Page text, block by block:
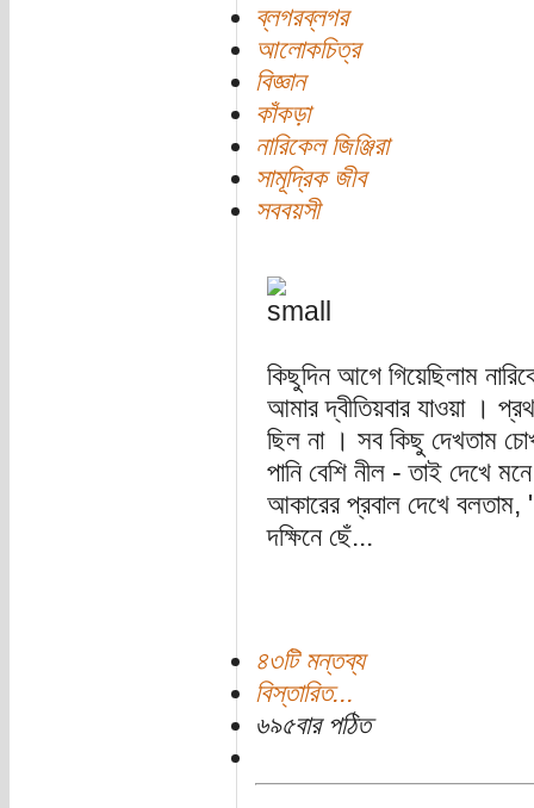
ব্লগরব্লগর
আলোকচিত্র
বিজ্ঞান
কাঁকড়া
নারিকেল জিঞ্জিরা
সামূদ্রিক জীব
সববয়সী
কিছুদিন আগে গিয়েছিলাম
আমার দ্বীতিয়বার যাওয়া ।
ছিল না । সব কিছু দেখতাম
পানি বেশি নীল - তাই দেখে
আকারের প্রবাল দেখে বলতাম,
দক্ষিনে ছেঁ...
৪৩টি মন্তব্য
বিস্তারিত...
৬৯৫বার পঠিত